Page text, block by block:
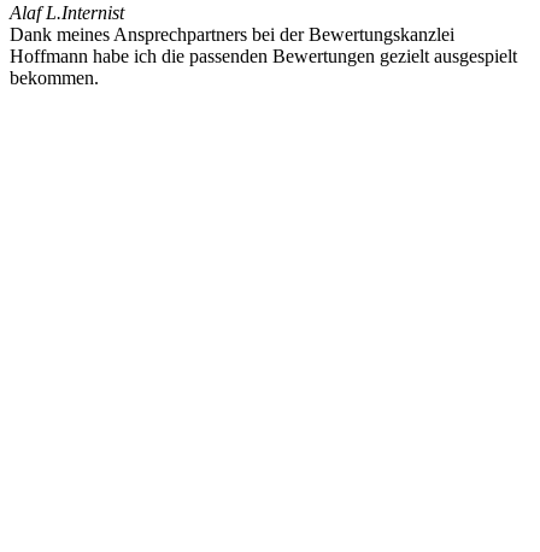
Alaf L.Internist
Dank meines Ansprechpartners bei der Bewertungskanzlei
Hoffmann habe ich die passenden Bewertungen gezielt ausgespielt
bekommen.